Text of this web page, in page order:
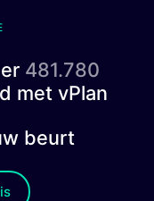
481.780
met vPlan
beurt